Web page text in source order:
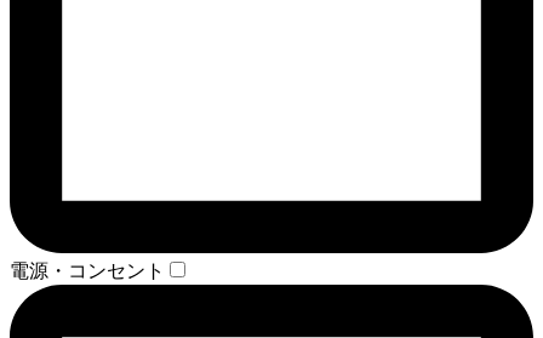
電源・コンセント